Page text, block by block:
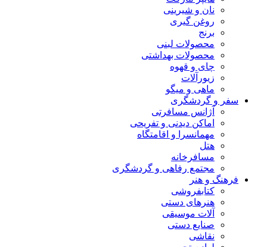
نان و شیرینی
روغن گیری
برنج
محصولات لبنی
محصولات بهداشتی
چای و قهوه
زیورآلات
ماهی و میگو
سفر و گردشگری
آژانس مسافرتی
اماکن دیدنی و تفریحی
مهمانسرا و اقامتگاه
هتل
مسافرخانه
مجتمع رفاهی و گردشگری
فرهنگ و هنر
کتابفروشی
هنرهای دستی
آلات موسیقی
صنایع دستی
نقاشی